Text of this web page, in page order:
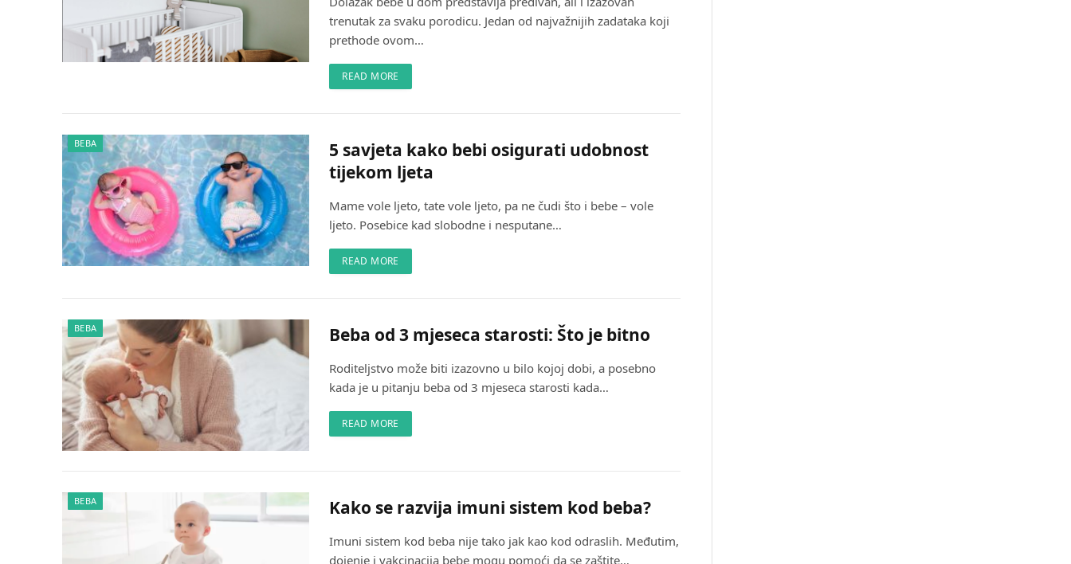
trenutak za svaku porodicu. Jedan od najvažnijih zadataka koji
prethode ovom…
READ MORE
BEBA
5 savjeta kako bebi osigurati udobnost
tijekom ljeta
Mame vole ljeto, tate vole ljeto, pa ne čudi što i bebe – vole
ljeto. Posebice kad slobodne i nesputane…
READ MORE
BEBA Beba od 3 mjeseca starosti: Što je bitno
Roditeljstvo može biti izazovno u bilo kojoj dobi, a posebno
kada je u pitanju beba od 3 mjeseca starosti kada…
READ MORE
BEBA Kako se razvija imuni sistem kod beba?
Imuni sistem kod beba nije tako jak kao kod odraslih. Međutim,
dojenje i vakcinacija bebe mogu pomoći da se zaštite…